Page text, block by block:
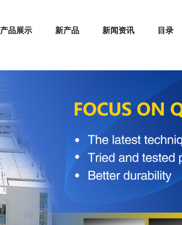
产品展示 新产品 新闻资讯 目录